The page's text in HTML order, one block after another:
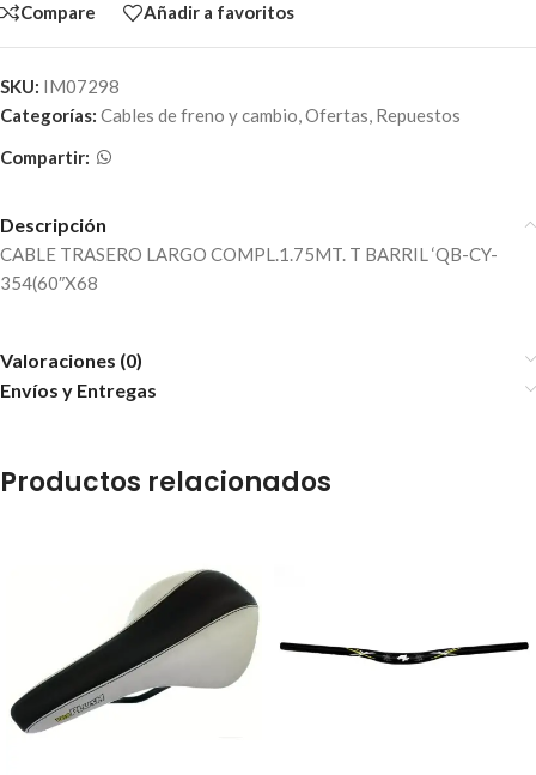
Compare Añadir a favoritos
SKU: IM07298
Categorías: Cables de freno y cambio,Ofertas, Repuestos
Compartir:
Descripción
CABLE TRASERO LARGO COMPL.1.75MT. T BARRIL ‘QB-CY-
354(60″X68
Valoraciones (0)
Envíos y Entregas
Productos relacionados